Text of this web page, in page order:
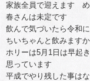
家族全員で迎えます め
春さんは未定です
飲んで気づいたら令和
ちいちゃんと飲みますか
ホリーは5月1日は早起
思っています
平成でやり残した事は